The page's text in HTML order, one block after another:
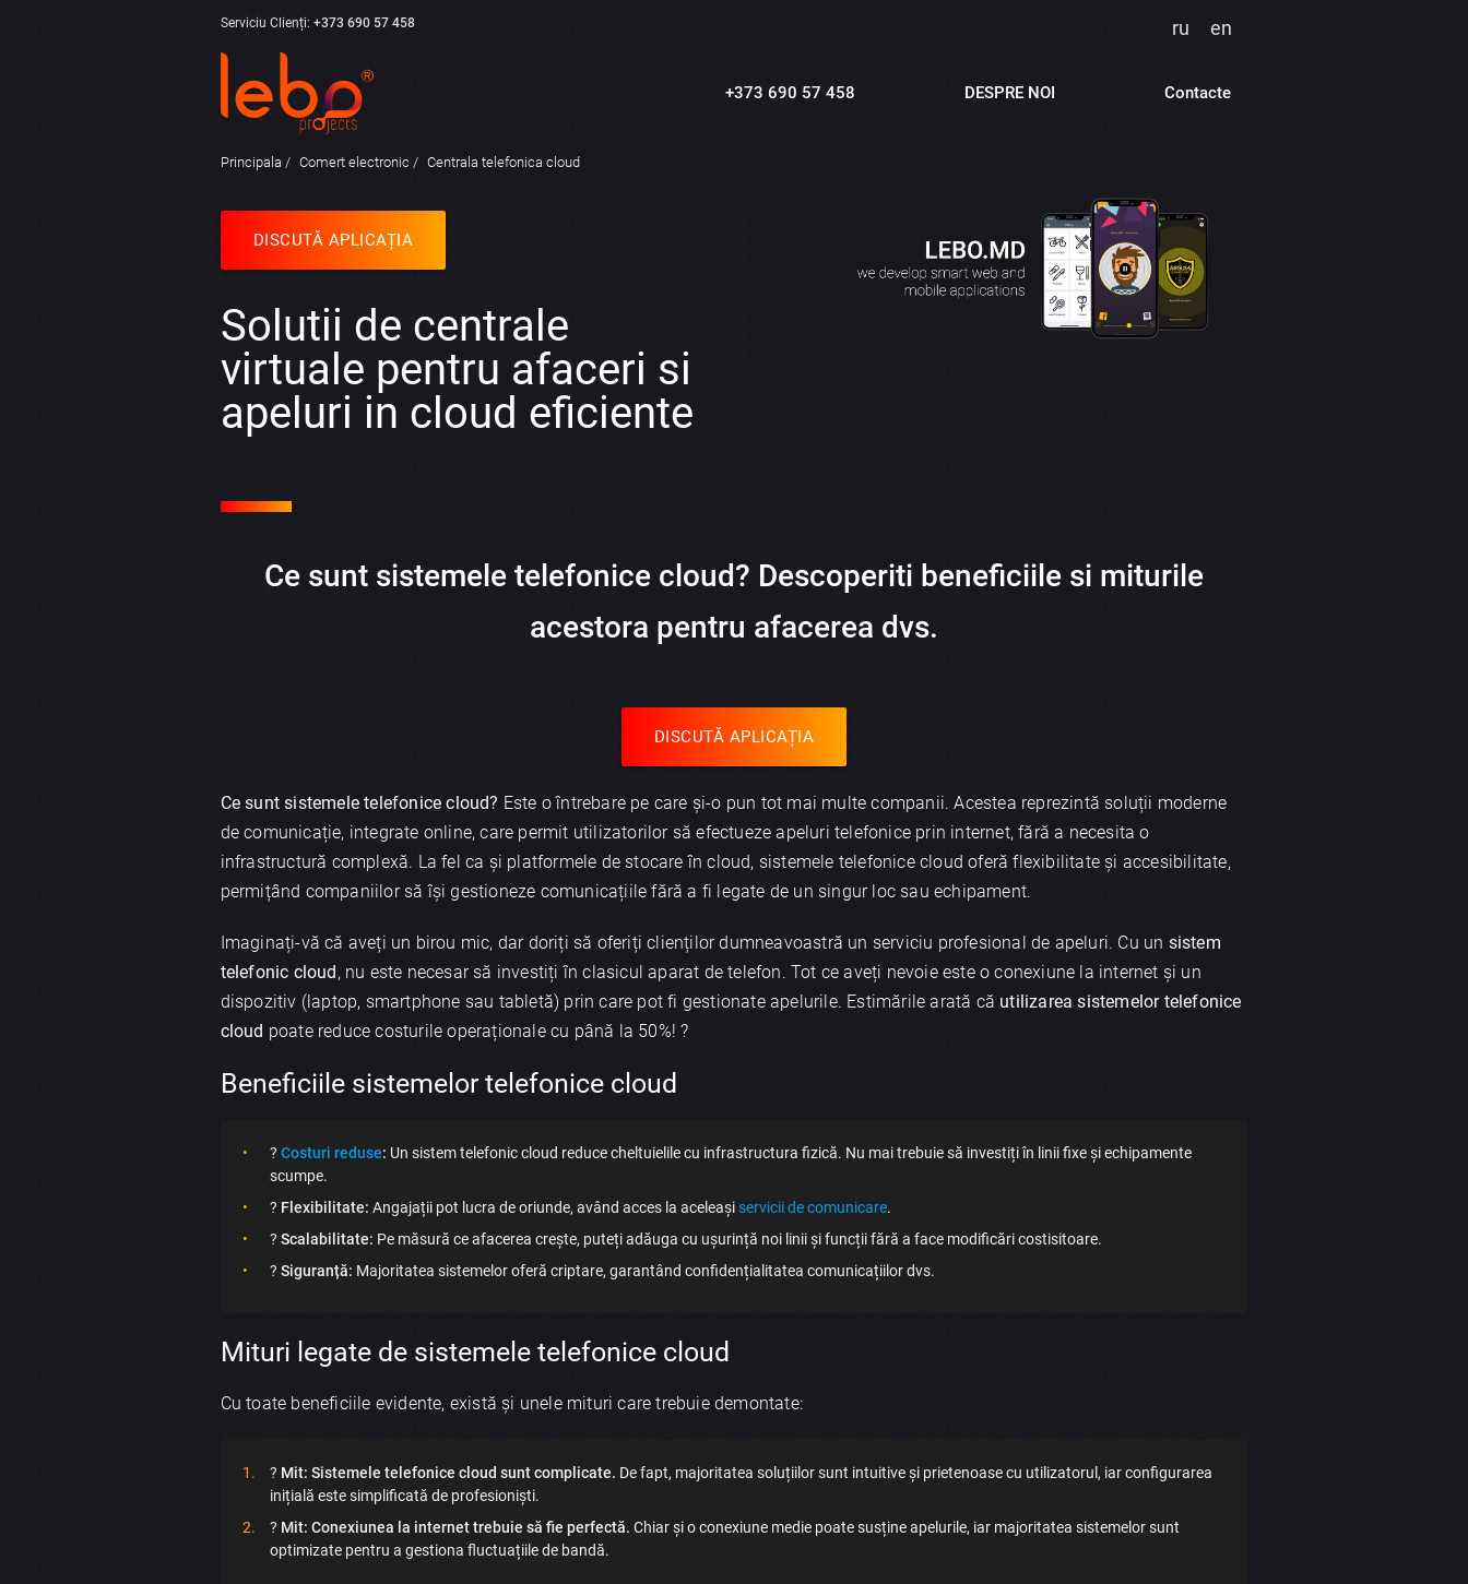
Serviciu Clienți: +373 690 57 458 ru en
+373 690 57 458 DESPRE NOI Contacte
Principala Comert electronic Centrala telefonica cloud
DISCUTĂ APLICAȚIA
Solutii de centrale
virtuale pentru afaceri si
apeluri in cloud eficiente
Ce sunt sistemele telefonice cloud? Descoperiti beneficiile si miturile
acestora pentru afacerea dvs.
DISCUTĂ APLICAȚIA
Ce sunt sistemele telefonice cloud? Este o întrebare pe care și-o pun tot mai multe companii. Acestea reprezintă soluții moderne
de comunicație, integrate online, care permit utilizatorilor să efectueze apeluri telefonice prin internet, fără a necesita o
infrastructură complexă. La fel ca și platformele de stocare în cloud, sistemele telefonice cloud oferă flexibilitate și accesibilitate,
permițând companiilor să își gestioneze comunicațiile fără a fi legate de un singur loc sau echipament.
Imaginați-vă că aveți un birou mic, dar doriți să oferiți clienților dumneavoastră un serviciu profesional de apeluri. Cu un sistem
telefonic cloud, nu este necesar să investiți în clasicul aparat de telefon. Tot ce aveți nevoie este o conexiune la internet și un
dispozitiv (laptop, smartphone sau tabletă) prin care pot fi gestionate apelurile. Estimările arată că utilizarea sistemelor telefonice
cloud poate reduce costurile operaționale cu până la 50%! ?
Beneficiile sistemelor telefonice cloud
? Costuri reduse: Un sistem telefonic cloud reduce cheltuielile cu infrastructura fizică. Nu mai trebuie să investiți în linii fixe și echipamente
scumpe.
? Flexibilitate: Angajații pot lucra de oriunde, având acces la aceleașiservicii de comunicare.
? Scalabilitate: Pe măsură ce afacerea crește, puteți adăuga cu ușurință noi linii și funcții fără a face modificări costisitoare.
? Siguranță: Majoritatea sistemelor oferă criptare, garantând confidențialitatea comunicațiilor dvs.
Mituri legate de sistemele telefonice cloud
Cu toate beneficiile evidente, există și unele mituri care trebuie demontate:
? Mit: Sistemele telefonice cloud sunt complicate. De fapt, majoritatea soluțiilor sunt intuitive și prietenoase cu utilizatorul, iar configurarea
inițială este simplificată de profesioniști.
? Mit: Conexiunea la internet trebuie să fie perfectă. Chiar și o conexiune medie poate susține apelurile, iar majoritatea sistemelor sunt
optimizate pentru a gestiona fluctuațiile de bandă.